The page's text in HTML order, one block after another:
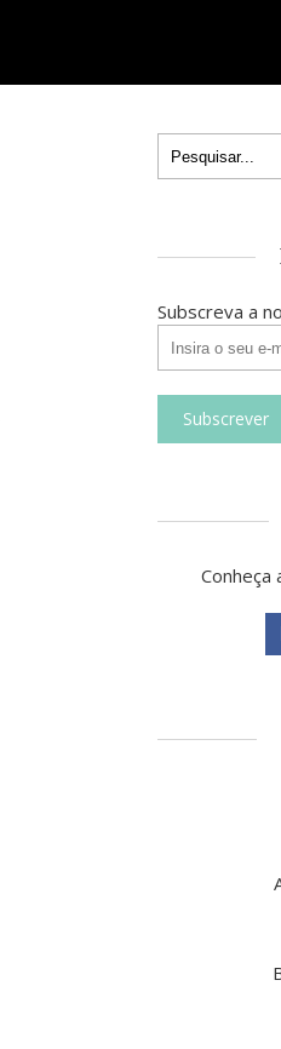
Subscreva a
Conheça